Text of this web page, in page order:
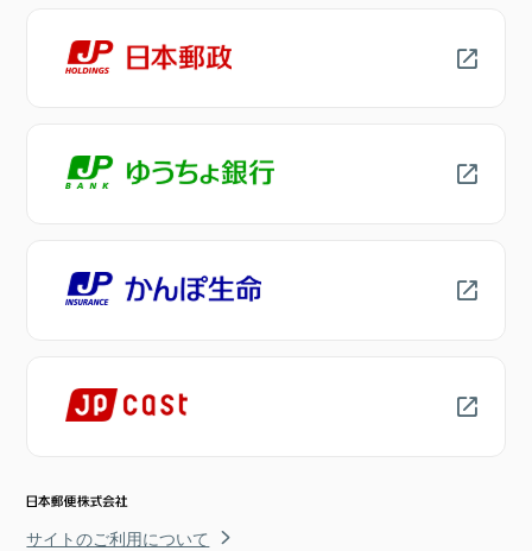
サイトのご利用について